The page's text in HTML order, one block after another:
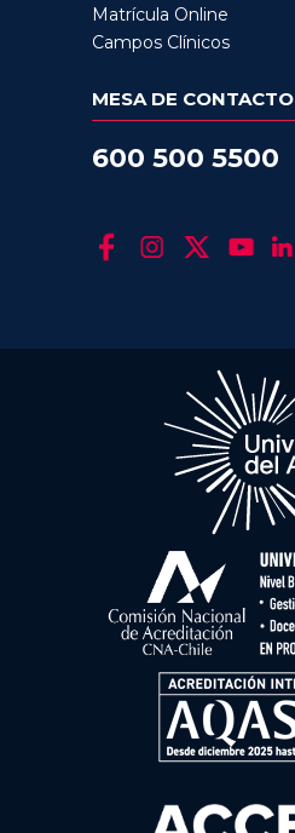
Matrícula Online
Campos Clínicos
MESA DE CONTACTO
600 500 5500